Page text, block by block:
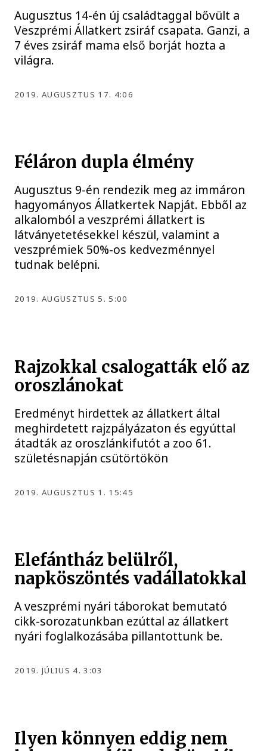
Augusztus 14-én új családtaggal bővült a
Veszprémi Állatkert zsiráf csapata. Ganzi, a
7 éves zsiráf mama első borját hozta a
világra.
2019. AUGUSZTUS 17. 4:06
Féláron dupla élmény
Augusztus 9-én rendezik meg az immáron
hagyományos Állatkertek Napját. Ebből az
alkalomból a veszprémi állatkert is
látványetetésekkel készül, valamint a
veszprémiek 50%-os kedvezménnyel
tudnak belépni.
2019. AUGUSZTUS 5. 5:00
Rajzokkal csalogatták elő az
oroszlánokat
Eredményt hirdettek az állatkert által
meghirdetett rajzpályázaton és egyúttal
átadták az oroszlánkifutót a zoo 61.
születésnapján csütörtökön
2019. AUGUSZTUS 1. 15:45
Elefántház belülről,
napköszöntés vadállatokkal
A veszprémi nyári táborokat bemutató
cikk-sorozatunkban ezúttal az állatkert
nyári foglalkozásába pillantottunk be.
2019. JÚLIUS 4. 3:03
Ilyen könnyen eddig nem